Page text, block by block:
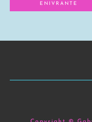
ENIVRANTE